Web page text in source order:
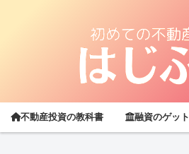
不動産投資の教科書 融資のゲット